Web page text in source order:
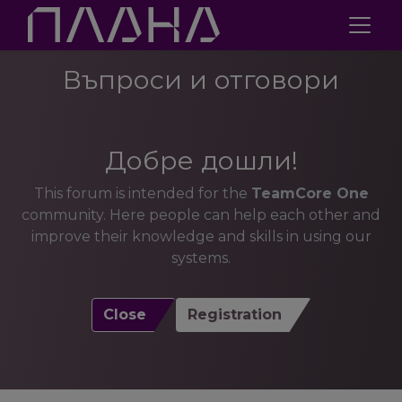
Въпроси и отговори
Добре дошли!
This forum is intended for the TeamCore One
community. Here people can help each other and
improve their knowledge and skills in using our
systems.
Close Registration